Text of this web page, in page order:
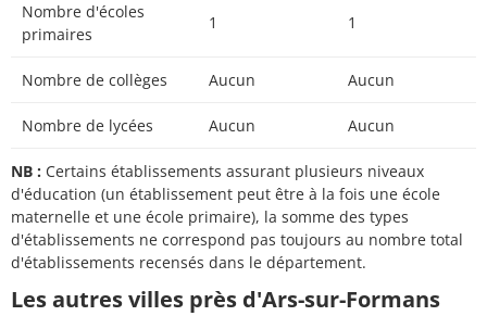
Nombre d'écoles
primaires
1 1
Nombre de collèges Aucun Aucun
Nombre de lycées Aucun Aucun
NB : Certains établissements assurant plusieurs niveaux
d'éducation (un établissement peut être à la fois une école
maternelle et une école primaire), la somme des types
d'établissements ne correspond pas toujours au nombre total
d'établissements recensés dans le département.
Les autres villes près d'Ars-sur-Formans